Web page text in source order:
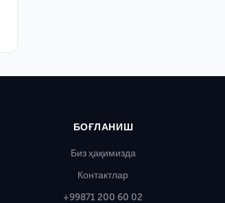
БОҒЛАНИШ
Биз ҳақимизда
Контактлар
+99871 200 60 02